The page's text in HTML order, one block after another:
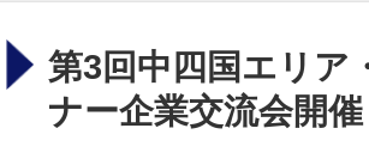
第3回中四国エリア
ナー企業交流会開催